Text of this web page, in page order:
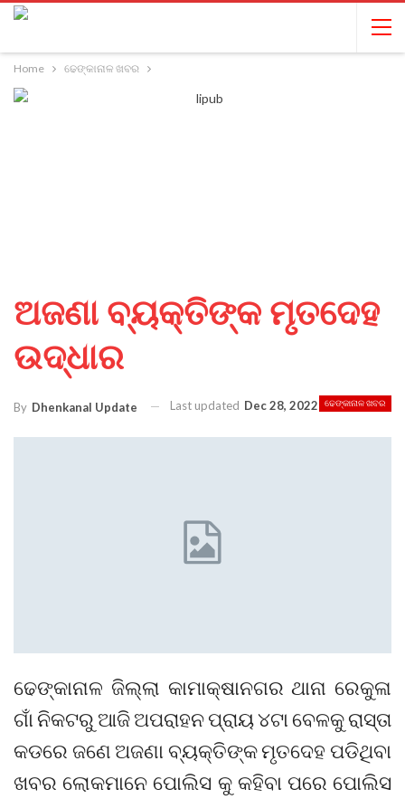
Home ଢେଙ୍କାନାଳ ଖବର
ଅଜଣା ବ୍ୟକ୍ତିଙ୍କ ମୃତଦେହ
ଉଦ୍ଧାର
ଢେଙ୍କାନାଳ ଖବର
By Dhenkanal Update Last updated Dec 28, 2022
ଢେଙ୍କାନାଳ ଜିଲ୍ଲା କାମାକ୍ଷାନଗର ଥାନା ରେକୁଳା
ଗାଁ ନିକଟରୁ ଆଜି ଅପରାହନ ପ୍ରାୟ ୪ଟା ବେଳକୁ ରାସ୍ତା
କଡରେ ଜଣେ ଅଜଣା ବ୍ୟକ୍ତିଙ୍କ ମୃତଦେହ ପଡିଥିବା
ଖବର ଲୋକମାନେ ପୋଲିସ କୁ କହିବା ପରେ ପୋଲିସ